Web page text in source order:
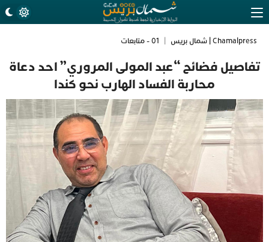
Chamalpress | شمال بريس 01 - متابعات
تفاصيل فضائح “عبد المولى المروري” احد دعاة
محاربة الفساد الهارب نحو كندا